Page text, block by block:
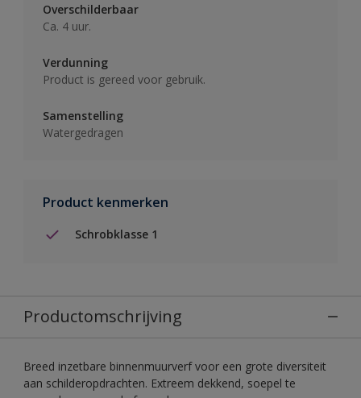
Overschilderbaar
Ca. 4 uur.
Verdunning
Product is gereed voor gebruik.
Samenstelling
Watergedragen
Product kenmerken
Schrobklasse 1
Productomschrijving
Breed inzetbare binnenmuurverf voor een grote diversiteit
aan schilderopdrachten. Extreem dekkend, soepel te